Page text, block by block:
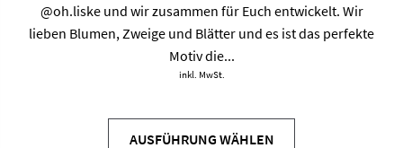
@oh.liskeund wir zusammen für Euch entwickelt. Wir
lieben Blumen, Zweige und Blätter und es ist das perfekte
Motiv die...
inkl. MwSt.
AUSFÜHRUNG WÄHLEN